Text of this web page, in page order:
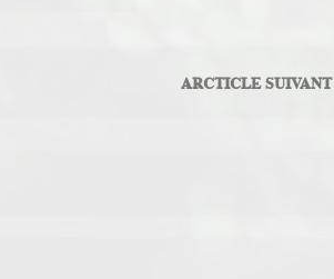
ARCTICLE SUIVANT